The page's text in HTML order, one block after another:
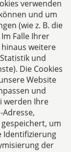
verwenden
und um
(wie z. B. die
Falle Ihrer
weitere
und
Die Cookies
Website
und
werden Ihre
um
Identifizierung
der